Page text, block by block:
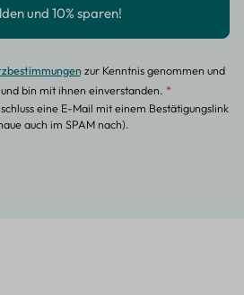
zur Kenntnis genommen und
bin mit ihnen einverstanden. *
eine E-Mail mit einem Bestätigungslink
auch im SPAM nach).